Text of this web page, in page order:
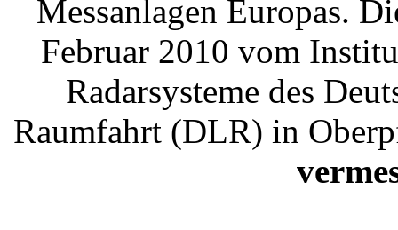
Messanlagen Europas.
Februar 2010 vom
Radarsysteme des
Raumfahrt (DLR) in